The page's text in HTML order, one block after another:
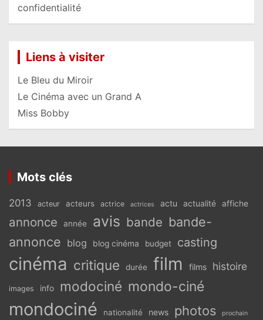
confidentialité
Liens à visiter
Le Bleu du Miroir
Le Cinéma avec un Grand A
Miss Bobby
Mots clés
2013 acteur acteurs actrice actrices actu actualité affiche
annonce année avis bande bande-
annonce blog blog cinéma budget casting
cinéma critique durée film films histoire
images info modociné mondo-ciné
mondociné nationalité news photos prochain